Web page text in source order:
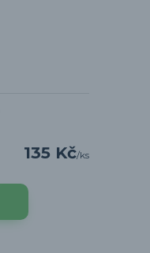
135 Kč/ks